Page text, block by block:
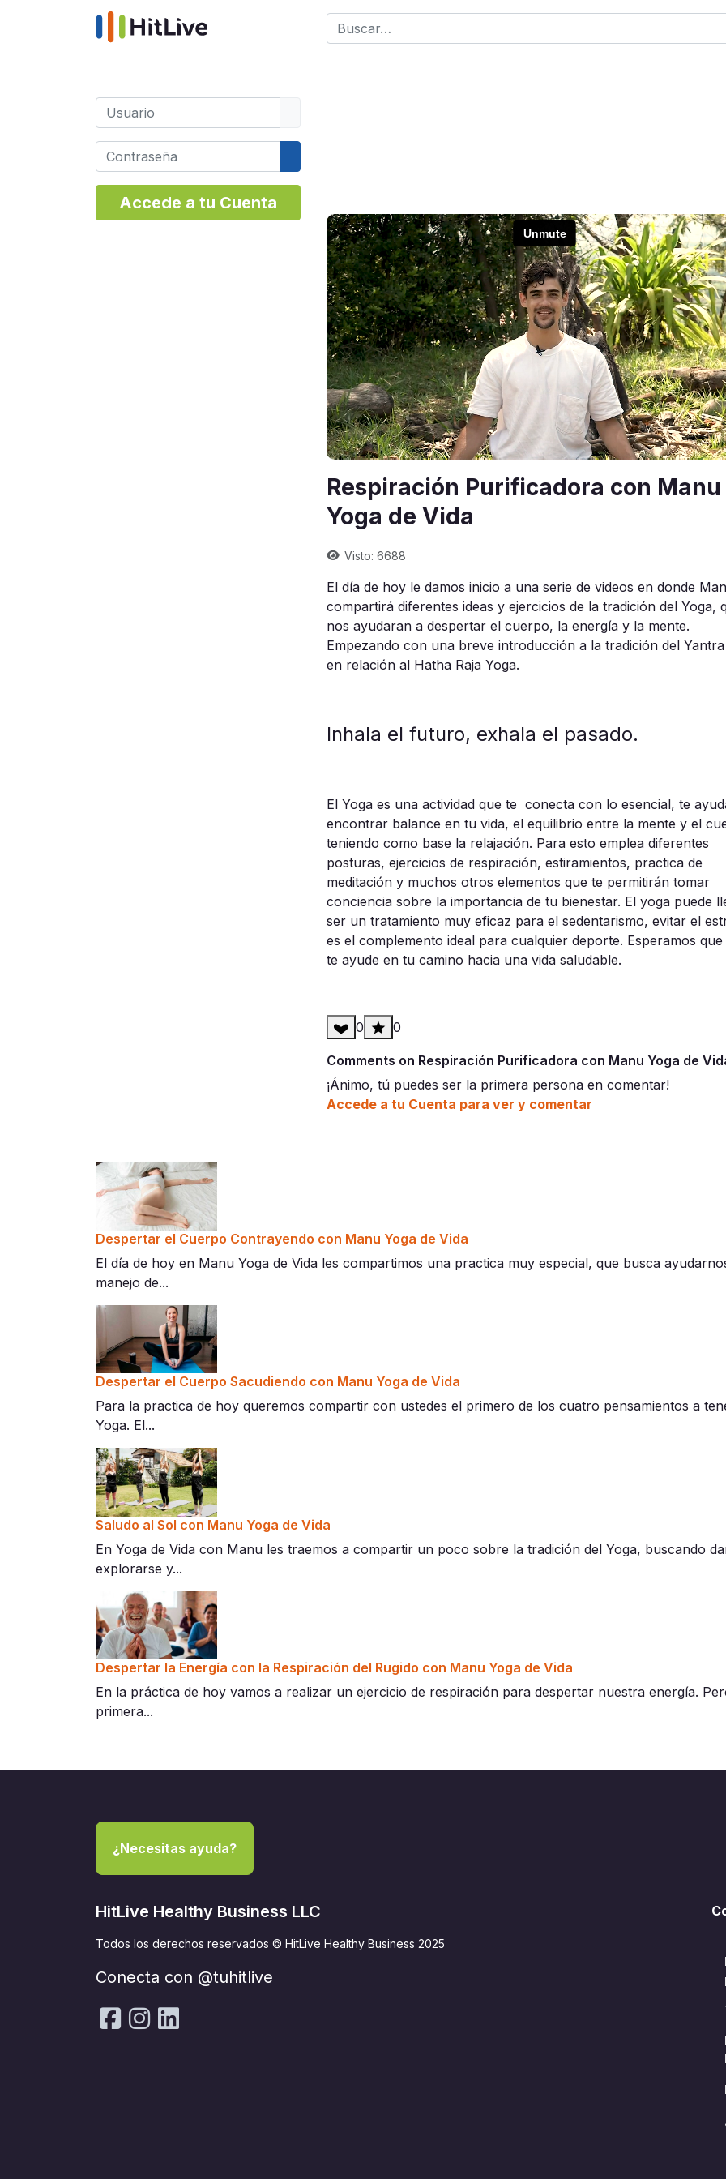
Buscar
Respiración Purificadora con Manu
Yoga de Vida
Visto: 6688
El día de hoy le damos inicio a una serie de videos en donde
compartirá diferentes ideas y ejercicios de la tradición del Yoga,
nos ayudaran a despertar el cuerpo, la energía y la mente.
Empezando con una breve introducción a la tradición del
en relación al Hatha Raja Yoga.
Inhala el futuro, exhala el pasado.
El Yoga es una actividad que te conecta con lo esencial, te
encontrar balance en tu vida, el equilibrio entre la mente y el
teniendo como base la relajación. Para esto emplea diferentes
posturas, ejercicios de respiración, estiramientos, practica de
meditación y muchos otros elementos que te permitirán tomar
conciencia sobre la importancia de tu bienestar. El yoga puede
ser un tratamiento muy eficaz para el sedentarismo, evitar el
es el complemento ideal para cualquier deporte. Esperamos que
te ayude en tu camino hacia una vida saludable.
0 0
Comments on Respiración Purificadora con Manu Yoga de
¡Ánimo, tú puedes ser la primera persona en comentar!
Accede a tu Cuenta para ver y comentar
Usuario
Contraseña
Mostrar contraseña
Accede a tu Cuenta
Despertar el Cuerpo Contrayendo con Manu Yoga de Vida
El día de hoy en Manu Yoga de Vida les compartimos una practica muy especial, que busca
manejo de...
Despertar el Cuerpo Sacudiendo con Manu Yoga de Vida
Para la practica de hoy queremos compartir con ustedes el primero de los cuatro pensamientos a
Yoga. El...
Saludo al Sol con Manu Yoga de Vida
En Yoga de Vida con Manu les traemos a compartir un poco sobre la tradición del Yoga, buscando
explorarse y...
Despertar la Energía con la Respiración del Rugido con Manu Yoga de Vida
En la práctica de hoy vamos a realizar un ejercicio de respiración para despertar nuestra energía.
primera...
¿Necesitas ayuda?
HitLive Healthy Business LLC
Todos los derechos reservados © HitLive Healthy Business 2025
Conecta con @tuhitlive